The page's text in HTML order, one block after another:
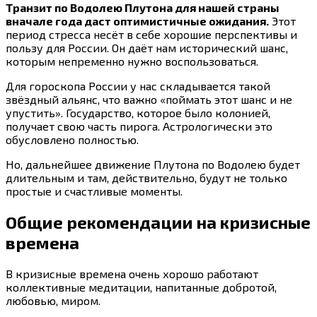
Транзит по Водолею Плутона для нашей страны
вначале года даст оптимистичные ожидания. Этот
период стресса несёт в себе хорошие перспективы и
пользу для России. Он даёт нам исторический шанс,
которым непременно нужно воспользоваться.
Для гороскопа России у нас складывается такой
звёздный альянс, что важно «поймать этот шанс и не
упустить». Государство, которое было колонией,
получает свою часть пирога. Астрологически это
обусловлено полностью.
Но, дальнейшее движение Плутона по Водолею будет
длительным и там, действительно, будут не только
простые и счастливые моменты.
Общие рекомендации на кризисные
времена
В кризисные времена очень хорошо работают
коллективные медитации, напитанные добротой,
любовью, миром.